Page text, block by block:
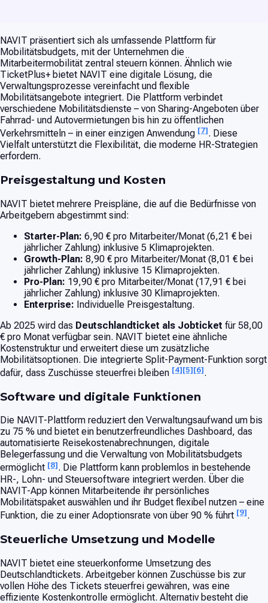
NAVIT präsentiert sich als umfassende Plattform für
Mobilitätsbudgets, mit der Unternehmen die
Mitarbeitermobilität zentral steuern können. Ähnlich wie
TicketPlus+ bietet NAVIT eine digitale Lösung, die
Verwaltungsprozesse vereinfacht und flexible
Mobilitätsangebote integriert. Die Plattform verbindet
verschiedene Mobilitätsdienste – von Sharing-Angeboten über
Fahrrad- und Autovermietungen bis hin zu öffentlichen
Verkehrsmitteln – in einer einzigen Anwendung [7]. Diese
Vielfalt unterstützt die Flexibilität, die moderne HR-Strategien
erfordern.
Preisgestaltung und Kosten
NAVIT bietet mehrere Preispläne, die auf die Bedürfnisse von
Arbeitgebern abgestimmt sind:
Starter-Plan: 6,90 € pro Mitarbeiter/Monat (6,21 € bei
jährlicher Zahlung) inklusive 5 Klimaprojekten.
Growth-Plan: 8,90 € pro Mitarbeiter/Monat (8,01 € bei
jährlicher Zahlung) inklusive 15 Klimaprojekten.
Pro-Plan: 19,90 € pro Mitarbeiter/Monat (17,91 € bei
jährlicher Zahlung) inklusive 30 Klimaprojekten.
Enterprise: Individuelle Preisgestaltung.
Ab 2025 wird das Deutschlandticket als Jobticket für 58,00
€ pro Monat verfügbar sein. NAVIT bietet eine ähnliche
Kostenstruktur und erweitert diese um zusätzliche
Mobilitätsoptionen. Die integrierte Split-Payment-Funktion sorgt
dafür, dass Zuschüsse steuerfrei bleiben [4][5][6].
Software und digitale Funktionen
Die NAVIT-Plattform reduziert den Verwaltungsaufwand um bis
zu 75 % und bietet ein benutzerfreundliches Dashboard, das
automatisierte Reisekostenabrechnungen, digitale
Belegerfassung und die Verwaltung von Mobilitätsbudgets
ermöglicht [8]. Die Plattform kann problemlos in bestehende
HR-, Lohn- und Steuersoftware integriert werden. Über die
NAVIT-App können Mitarbeitende ihr persönliches
Mobilitätspaket auswählen und ihr Budget flexibel nutzen – eine
Funktion, die zu einer Adoptionsrate von über 90 % führt [9].
Steuerliche Umsetzung und Modelle
NAVIT bietet eine steuerkonforme Umsetzung des
Deutschlandtickets. Arbeitgeber können Zuschüsse bis zur
vollen Höhe des Tickets steuerfrei gewähren, was eine
effiziente Kostenkontrolle ermöglicht. Alternativ besteht die